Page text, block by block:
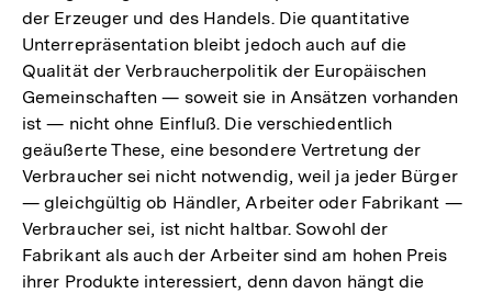
der Erzeuger und des Handels. Die quantitative
Unterrepräsentation bleibt jedoch auch auf die
Qualität der Verbraucherpolitik der Europäischen
Gemeinschaften — soweit sie in Ansätzen vorhanden
ist — nicht ohne Einfluß. Die verschiedentlich
geäußerte These, eine besondere Vertretung der
Verbraucher sei nicht notwendig, weil ja jeder Bürger
— gleichgültig ob Händler, Arbeiter oder Fabrikant —
Verbraucher sei, ist nicht haltbar. Sowohl der
Fabrikant als auch der Arbeiter sind am hohen Preis
ihrer Produkte interessiert, denn davon hängt die